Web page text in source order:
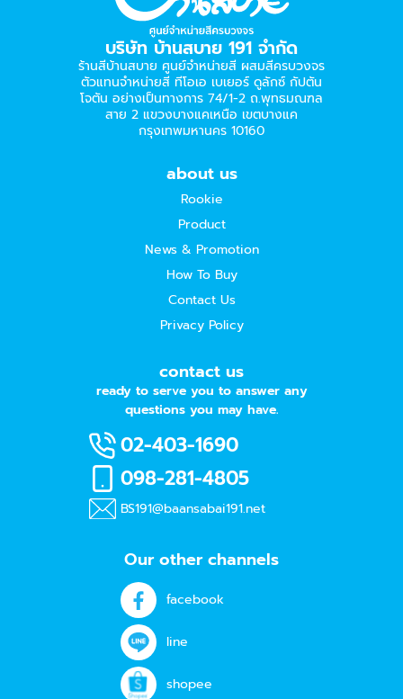
บริษัท บ้านสบาย 191 จำกัด
ร้านสีบ้านสบาย ศูนย์จำหน่ายสี ผสมสีครบวงจร
ตัวแทนจำหน่ายสี ทีโอเอ เบเยอร์​ ดูลักซ์ กัปตัน
โจตัน อย่างเป็นทางการ 74/1-2 ถ.พุทธมณฑล
สาย 2 แขวงบางแคเหนือ เขตบางแค
กรุงเทพมหานคร 10160
about us
Rookie
Product
News & Promotion
How To Buy
Contact Us
Privacy Policy
contact us
ready to serve you to answer any
questions you may have.
02-403-1690
098-281-4805
BS191@baansabai191.net
Our other channels
facebook
line
shopee